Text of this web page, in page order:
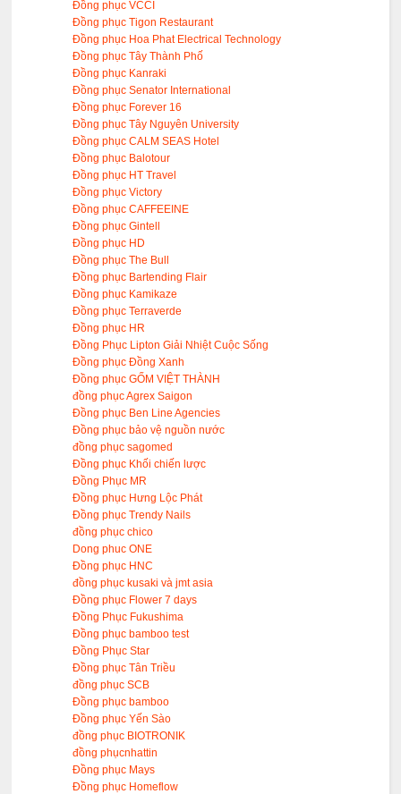
Đồng phục VCCI
Đồng phục Tigon Restaurant
Đồng phục Hoa Phat Electrical Technology
Đồng phục Tây Thành Phố
Đồng phục Kanraki
Đồng phục Senator International
Đồng phục Forever 16
Đồng phục Tây Nguyên University
Đồng phục CALM SEAS Hotel
Đồng phục Balotour
Đồng phục HT Travel
Đồng phục Victory
Đồng phục CAFFEEINE
Đồng phục Gintell
Đồng phục HD
Đồng phục The Bull
Đồng phục Bartending Flair
Đồng phục Kamikaze
Đồng phục Terraverde
Đồng phục HR
Đồng Phục Lipton Giải Nhiệt Cuộc Sống
Đồng phục Đồng Xanh
Đồng phục GỐM VIỆT THÀNH
đồng phục Agrex Saigon
Đồng phục Ben Line Agencies
Đồng phục bảo vệ nguồn nước
đồng phục sagomed
Đồng phục Khối chiến lược
Đồng Phục MR
Đồng phục Hưng Lộc Phát
Đồng phục Trendy Nails
đồng phục chico
Dong phuc ONE
Đồng phục HNC
đồng phục kusaki và jmt asia
Đồng phục Flower 7 days
Đồng Phục Fukushima
Đồng phục bamboo test
Đồng Phục Star
Đồng phục Tân Triều
đồng phục SCB
Đồng phục bamboo
Đồng phục Yến Sào
đồng phục BIOTRONIK
đồng phụcnhattin
Đồng phục Mays
Đồng phục Homeflow